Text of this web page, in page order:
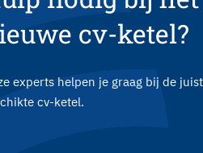
cv-ketel?
experts helpen je graag bij de
cv-ketel.